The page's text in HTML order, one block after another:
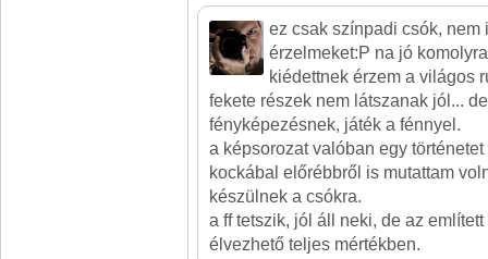
ez csak színpadi csók, nem
érzelmeket:P na jó
kiédettnek érzem a világos
fekete részek nem látszanak jól...
fényképezésnek, játék a fénnyel.
a képsorozat valóban egy
kockábal előrébbről is mutattam
készülnek a csókra.
a ff tetszik, jól áll neki, de az
élvezhető teljes mértékben.